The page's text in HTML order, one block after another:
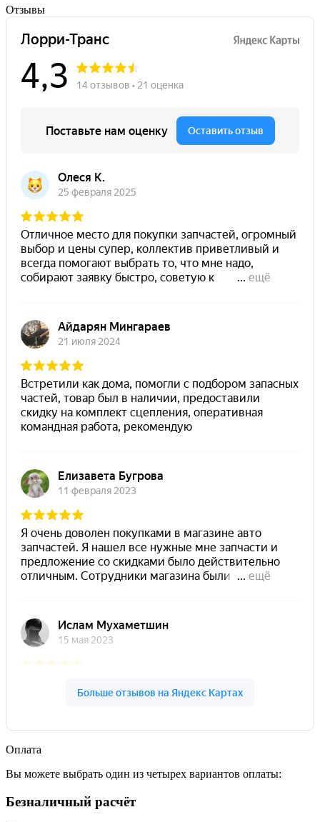
Отзывы
Оплата
Вы можете выбрать один из четырех вариантов оплаты:
Безналичный расчёт